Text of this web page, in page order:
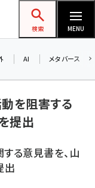
ォーラム
検索 MENU
AI メタバース
を阻害する
提出
る意見書を、山
出
お知らせ
AIが
8/26（